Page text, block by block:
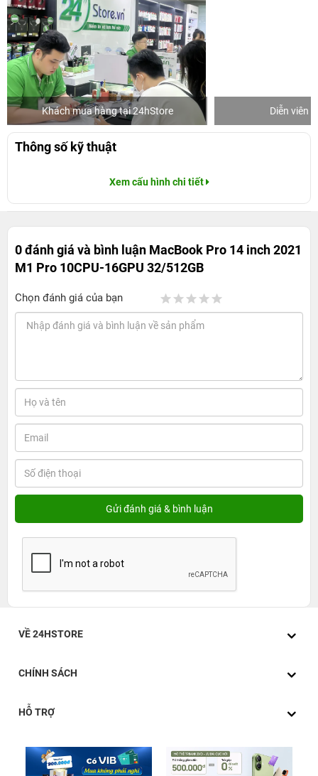
Khách mua hàng tại 24hStore Diễn viên
Thông số kỹ thuật
Xem cấu hình chi tiết
0 đánh giá và bình luận MacBook Pro 14 inch 2021
M1 Pro 10CPU-16GPU 32/512GB
Chọn đánh giá của bạn
VỀ 24HSTORE
CHÍNH SÁCH
HỖ TRỢ